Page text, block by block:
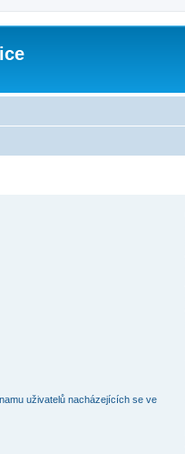
uživatelů nacházejících se ve